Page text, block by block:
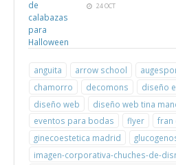
24 OCT
anguita arrow school
chamorro
decomons
diseño
diseño web
diseño web tina
eventos para bodas
flyer
fran
ginecoestetica madrid
imagen-corporativa-chuches-de-